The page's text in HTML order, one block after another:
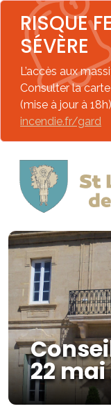
RISQUE
SÉVÈRE
L’accès aux
Consulter la
(mise à jour à
incendie.fr/gard
22 mai